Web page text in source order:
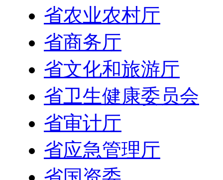
省农业农村厅
省商务厅
省文化和旅游厅
省卫生健康委员会
省审计厅
省应急管理厅